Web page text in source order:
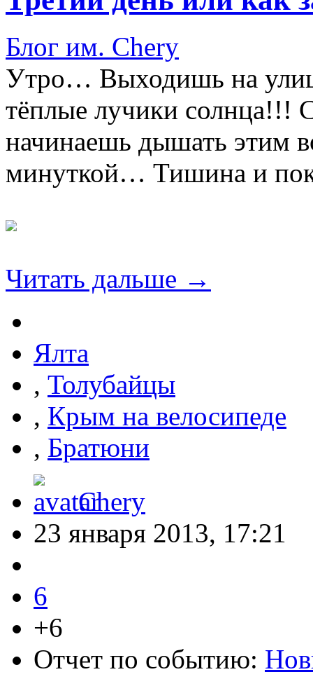
Блог им. Chery
Утро… Выходишь на
тёплые лучики солнца!!!
начинаешь дышать этим
минуткой… Тишина и
Читать дальше →
Ялта
, Толубайцы
, Крым на велосипеде
, Братюни
Chery
23 января 2013, 17:21
6
+6
Отчет по событию: